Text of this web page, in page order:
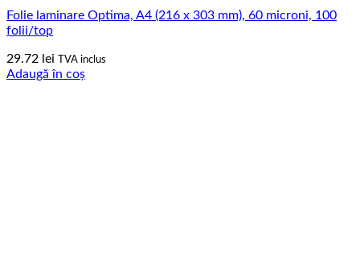
Folie laminare Optima, A4 (216 x 303 mm), 60 microni, 100
folii/top
29.72 lei TVA inclus
Adaugă în coș